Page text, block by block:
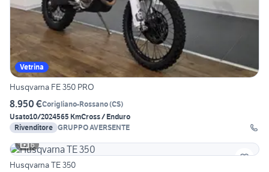
Vetrina
Husqvarna FE 350 PRO
8.950 €Corigliano-Rossano(CS)
Usato10/2024565 KmCross / Enduro
Rivenditore GRUPPO AVERSENTE
6
Husqvarna TE 350